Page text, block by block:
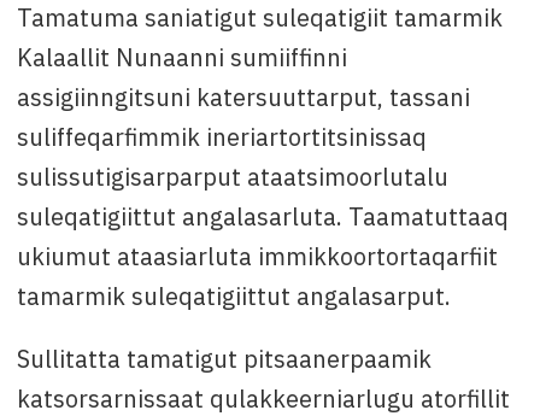
Tamatuma saniatigut suleqatigiit tamarmik
Kalaallit Nunaanni sumiiffinni
assigiinngitsuni katersuuttarput, tassani
suliffeqarfimmik ineriartortitsinissaq
sulissutigisarparput ataatsimoorlutalu
suleqatigiittut angalasarluta. Taamatuttaaq
ukiumut ataasiarluta immikkoortortaqarfiit
tamarmik suleqatigiittut angalasarput.
Sullitatta tamatigut pitsaanerpaamik
katsorsarnissaat qulakkeerniarlugu atorfillit